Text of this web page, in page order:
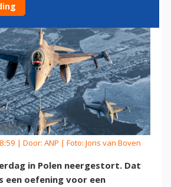
| Door: ANP | Foto: Joris van Boven
in Polen neergestort. Dat
een oefening voor een